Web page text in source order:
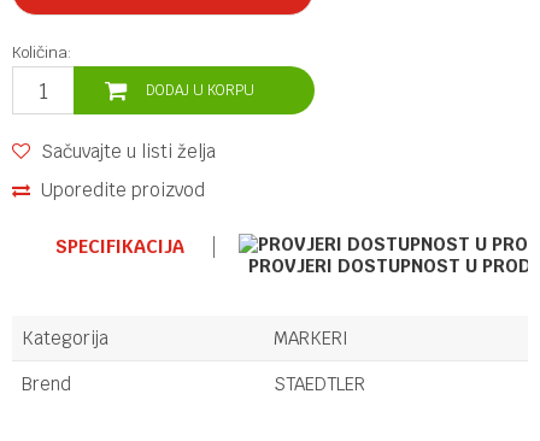
Količina:
DODAJ U KORPU
Sačuvajte u listi želja
Uporedite proizvod
SPECIFIKACIJA
PROVJERI DOSTUPNOST U
Kategorija
MARKERI
Brend
STAEDTLER